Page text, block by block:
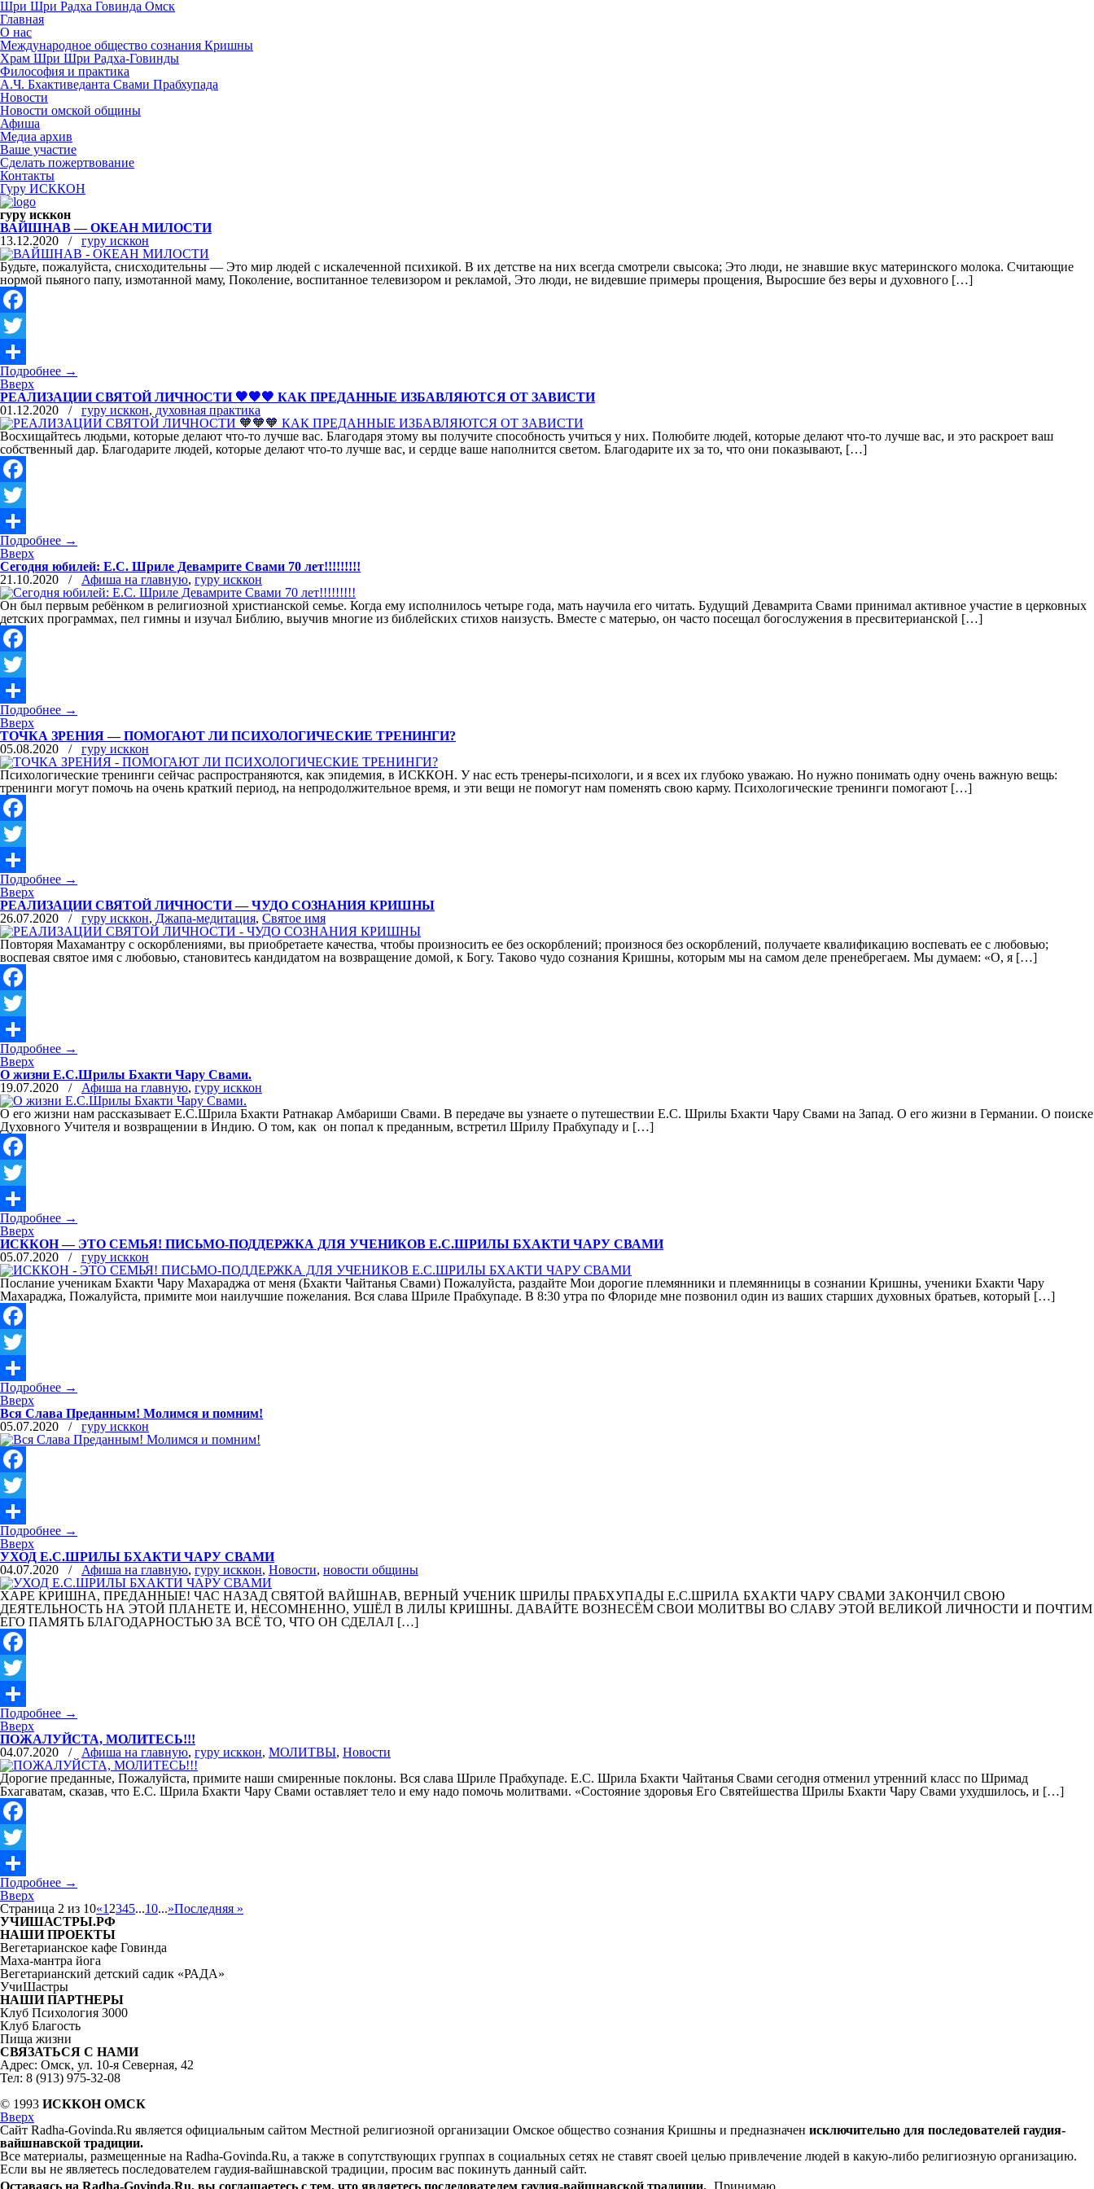
Шри Шри Радха Говинда Омск
Главная
О нас
Международное общество сознания Кришны
​Храм Шри Шри Радха-Говинды
Философия и практика
А.Ч. Бхактиведанта Свами Прабхупада
Новости
Новости омской общины
Афиша
Медиа архив
Ваше участие
Сделать пожертвование
Контакты
Гуру ИСККОН
гуру исккон
ВАЙШНАВ — ОКЕАН МИЛОСТИ
13.12.2020
/
гуру исккон
Будьте, пожалуйста, снисходительны — Это мир людей с искалеченной психикой. В их детстве на них всегда смотрели свысока; Это люди, не знавшие вкус материнского молока. Считающие
нормой пьяного папу, измотанной маму, Поколение, воспитанное телевизором и рекламой, Это люди, не видевшие примеры прощения, Выросшие без веры и духовного […]
Facebook
Twitter
Отправить
Подробнее →
Вверх
РЕАЛИЗАЦИИ СВЯТОЙ ЛИЧНОСТИ 🧡🧡🧡 КАК ПРЕДАННЫЕ ИЗБАВЛЯЮТСЯ ОТ ЗАВИСТИ
01.12.2020
/ гуру исккон, духовная практика
Восхищайтесь людьми, которые делают что-то лучше вас. Благодаря этому вы получите способность учиться у них. Полюбите людей, которые делают что-то лучше вас, и это раскроет ваш
собственный дар. Благодарите людей, которые делают что-то лучше вас, и сердце ваше наполнится светом. Благодарите их за то, что они показывают, […]
Facebook
Twitter
Отправить
Подробнее →
Вверх
Сегодня юбилей: Е.С. Шриле Девамрите Свами 70 лет!!!!!!!!!
21.10.2020
/ Афиша на главную, гуру исккон
Он был первым ребёнком в религиозной христианской семье. Когда ему исполнилось четыре года, мать научила его читать. Будущий Девамрита Свами принимал активное участие в церковных
детских программах, пел гимны и изучал Библию, выучив многие из библейских стихов наизусть. Вместе с матерью, он часто посещал богослужения в пресвитерианской […]
Facebook
Twitter
Отправить
Подробнее →
Вверх
ТОЧКА ЗРЕНИЯ — ПОМОГАЮТ ЛИ ПСИХОЛОГИЧЕСКИЕ ТРЕНИНГИ?
05.08.2020
/
гуру исккон
Психологические тренинги сейчас распространяются, как эпидемия, в ИСККОН. У нас есть тренеры-психологи, и я всех их глубоко уважаю. Но нужно понимать одну очень важную вещь:
тренинги могут помочь на очень краткий период, на непродолжительное время, и эти вещи не помогут нам поменять свою карму. Психологические тренинги помогают […]
Facebook
Twitter
Отправить
Подробнее →
Вверх
РЕАЛИЗАЦИИ СВЯТОЙ ЛИЧНОСТИ — ЧУДО СОЗНАНИЯ КРИШНЫ
26.07.2020
/ гуру исккон, Джапа-медитация, Святое имя
Повторяя Махамантру с оскорблениями, вы приобретаете качества, чтобы произносить ее без оскорблений; произнося без оскорблений, получаете квалификацию воспевать ее с любовью;
воспевая святое имя с любовью, становитесь кандидатом на возвращение домой, к Богу. Таково чудо сознания Кришны, которым мы на самом деле пренебрегаем. Мы думаем: «О, я […]
Facebook
Twitter
Отправить
Подробнее →
Вверх
О жизни Е.С.Шрилы Бхакти Чару Свами.
19.07.2020
/ Афиша на главную, гуру исккон
О его жизни нам рассказывает Е.С.Шрила Бхакти Ратнакар Амбариши Свами. В передаче вы узнаете о путешествии Е.С. Шрилы Бхакти Чару Свами на Запад. О его жизни в Германии. О поиске
Духовного Учителя и возвращении в Индию. О том, как он попал к преданным, встретил Шрилу Прабхупаду и […]
Facebook
Twitter
Отправить
Подробнее →
Вверх
ИСККОН — ЭТО СЕМЬЯ! ПИСЬМО-ПОДДЕРЖКА ДЛЯ УЧЕНИКОВ Е.С.ШРИЛЫ БХАКТИ ЧАРУ СВАМИ
05.07.2020
/
гуру исккон
Послание ученикам Бхакти Чару Махараджа от меня (Бхакти Чайтанья Свами) Пожалуйста, раздайте Мои дорогие племянники и племянницы в сознании Кришны, ученики Бхакти Чару
Махараджа, Пожалуйста, примите мои наилучшие пожелания. Вся слава Шриле Прабхупаде. В 8:30 утра по Флориде мне позвонил один из ваших старших духовных братьев, который […]
Facebook
Twitter
Отправить
Подробнее →
Вверх
Вся Слава Преданным! Молимся и помним!
05.07.2020
/ гуру исккон
Facebook
Twitter
Отправить
Подробнее →
Вверх
УХОД Е.С.ШРИЛЫ БХАКТИ ЧАРУ СВАМИ
04.07.2020
/ Афиша на главную, гуру исккон, Новости, новости общины
ХАРЕ КРИШНА, ПРЕДАННЫЕ! ЧАС НАЗАД СВЯТОЙ ВАЙШНАВ, ВЕРНЫЙ УЧЕНИК ШРИЛЫ ПРАБХУПАДЫ Е.С.ШРИЛА БХАКТИ ЧАРУ СВАМИ ЗАКОНЧИЛ СВОЮ
ДЕЯТЕЛЬНОСТЬ НА ЭТОЙ ПЛАНЕТЕ И, НЕСОМНЕННО, УШЁЛ В ЛИЛЫ КРИШНЫ. ДАВАЙТЕ ВОЗНЕСЁМ СВОИ МОЛИТВЫ ВО СЛАВУ ЭТОЙ ВЕЛИКОЙ ЛИЧНОСТИ И ПОЧТИМ
ЕГО ПАМЯТЬ БЛАГОДАРНОСТЬЮ ЗА ВСЁ ТО, ЧТО ОН СДЕЛАЛ […]
Facebook
Twitter
Отправить
Подробнее →
Вверх
ПОЖАЛУЙСТА, МОЛИТЕСЬ!!!
04.07.2020
/ Афиша на главную, гуру исккон, МОЛИТВЫ, Новости
Дорогие преданные, Пожалуйста, примите наши смиренные поклоны. Вся слава Шриле Прабхупаде. Е.С. Шрила Бхакти Чайтанья Свами сегодня отменил утренний класс по Шримад
Бхагаватам, сказав, что Е.С. Шрила Бхакти Чару Свами оставляет тело и ему надо помочь молитвами. «Состояние здоровья Его Святейшества Шрилы Бхакти Чару Свами ухудшилось, и […]
Facebook
Twitter
Отправить
Подробнее →
Вверх
Страница 2 из 10«1 2345...10...»Последняя »
УЧИШАСТРЫ.РФ
НАШИ ПРОЕКТЫ
Вегетарианское кафе Говинда
Маха-мантра йога
Вегетарианский детский садик «РАДА»
УчиШастры
НАШИ ПАРТНЕРЫ
Клуб Психология 3000
Клуб Благость
Пища жизни
СВЯЗАТЬСЯ С НАМИ
Адрес: Омск, ул. 10-я Северная, 42
Тел: 8 (913) 975-32-08
© 1993 ИСККОН ОМСК
Вверх
Сайт Radha-Govinda.Ru является официальным сайтом Местной религиозной организации Омское общество сознания Кришны и предназначен исключительно для последователей гаудия-
вайшнавской традиции.
Все материалы, размещенные на Radha-Govinda.Ru, а также в сопутствующих группах в социальных сетях не ставят своей целью привлечение людей в какую-либо религиозную организацию.
Если вы не являетесь последователем гаудия-вайшнавской традиции, просим вас покинуть данный сайт.
Оставаясь на Radha-Govinda.Ru, вы соглашаетесь с тем, что являетесь последователем гаудия-вайшнавской традиции. Принимаю